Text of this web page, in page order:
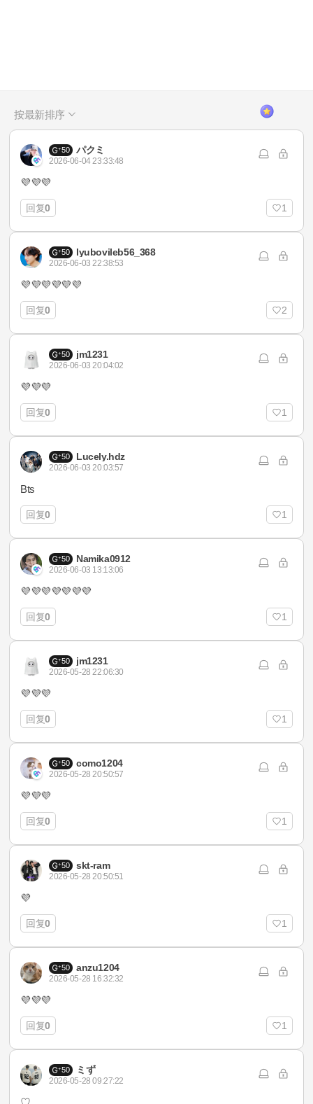
按最新排序
50 パクミ
2026-06-04 23:33:48
💜‪💜‪💜‪
回复0 1
50 Iyubovileb56_368
2026-06-03 22:38:53
💜💜💜💜💜💜
回复0 2
50 jm1231
2026-06-03 20:04:02
💜💜💜
回复0 1
50 Lucely.hdz
2026-06-03 20:03:57
Bts
回复0 1
50 Namika0912
2026-06-03 13:13:06
💜💜💜💜💜💜💜
回复0 1
50 jm1231
2026-05-28 22:06:30
💜💜💜
回复0 1
50 como1204
2026-05-28 20:50:57
💜💜💜
回复0 1
50 skt-ram
2026-05-28 20:50:51
💜
回复0 1
50 anzu1204
2026-05-28 16:32:32
💜💜💜
回复0 1
50 ミず
2026-05-28 09:27:22